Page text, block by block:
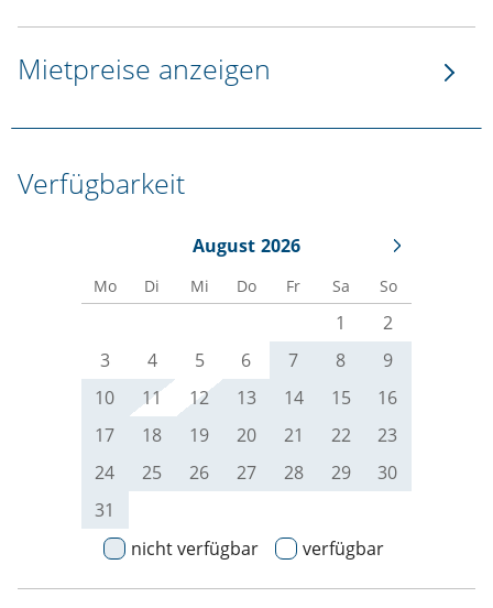
Mietpreise anzeigen
Verfügbarkeit
August 2026
Mo Di Mi Do Fr Sa So
1
2
3
4 5 6 7 8
9
10
11 12 13 14 15
16
17
18 19 20 21 22
23
24
25 26 27 28 29
30
31
nicht verfügbar
verfügbar